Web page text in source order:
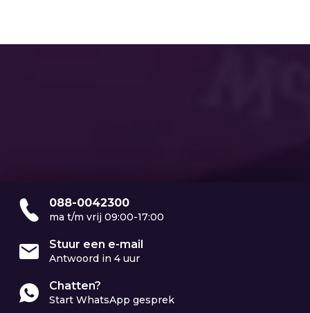
088-0042300
ma t/m vrij 09:00-17:00
Stuur een e-mail
Antwoord in 4 uur
Chatten?
Start WhatsApp gesprek